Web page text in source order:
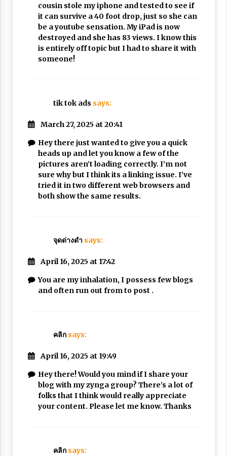
cousin stole my iphone and tested to see if
it can survive a 40 foot drop, just so she can
be a youtube sensation. My iPad is now
destroyed and she has 83 views. I know this
is entirely off topic but I had to share it with
someone!
tik tok ads says:
March 27, 2025 at 20:41
Hey there just wanted to give you a quick
heads up and let you know a few of the
pictures aren’t loading correctly. I’m not
sure why but I think its a linking issue. I’ve
tried it in two different web browsers and
both show the same results.
จุดด่างดำ says:
April 16, 2025 at 17:42
You are my inhalation, I possess few blogs
and often run out from to post .
คลิก says:
April 16, 2025 at 19:49
Hey there! Would you mind if I share your
blog with my zynga group? There’s a lot of
folks that I think would really appreciate
your content. Please let me know. Thanks
คลิก says: